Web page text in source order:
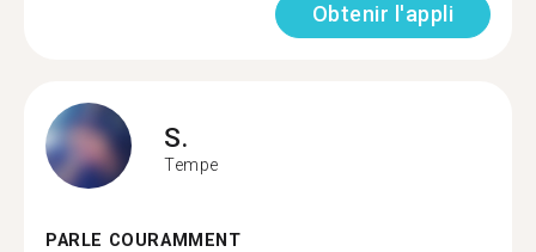
Obtenir l'appli
S.
Tempe
PARLE COURAMMENT